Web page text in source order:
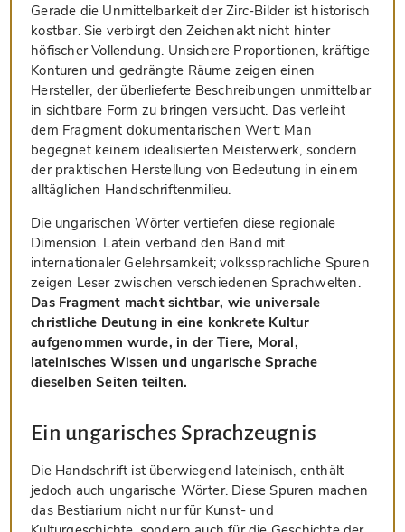
Gerade die Unmittelbarkeit der Zirc-Bilder ist historisch
kostbar. Sie verbirgt den Zeichenakt nicht hinter
höfischer Vollendung. Unsichere Proportionen, kräftige
Konturen und gedrängte Räume zeigen einen
Hersteller, der überlieferte Beschreibungen unmittelbar
in sichtbare Form zu bringen versucht. Das verleiht
dem Fragment dokumentarischen Wert: Man
begegnet keinem idealisierten Meisterwerk, sondern
der praktischen Herstellung von Bedeutung in einem
alltäglichen Handschriftenmilieu.
Die ungarischen Wörter vertiefen diese regionale
Dimension. Latein verband den Band mit
internationaler Gelehrsamkeit; volkssprachliche Spuren
zeigen Leser zwischen verschiedenen Sprachwelten.
Das Fragment macht sichtbar, wie universale
christliche Deutung in eine konkrete Kultur
aufgenommen wurde, in der Tiere, Moral,
lateinisches Wissen und ungarische Sprache
dieselben Seiten teilten.
Ein ungarisches Sprachzeugnis
Die Handschrift ist überwiegend lateinisch, enthält
jedoch auch ungarische Wörter. Diese Spuren machen
das Bestiarium nicht nur für Kunst- und